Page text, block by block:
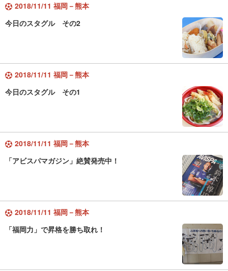
2018/11/11 福岡－熊本
今日のスタグル その2
2018/11/11 福岡－熊本
今日のスタグル その1
2018/11/11 福岡－熊本
「アビスパマガジン」絶賛発売中！
2018/11/11 福岡－熊本
「福岡力」で昇格を勝ち取れ！